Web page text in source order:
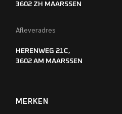
3602 ZH MAARSSEN
Afleveradres
HERENWEG 21C,
3602 AM MAARSSEN
MERKEN